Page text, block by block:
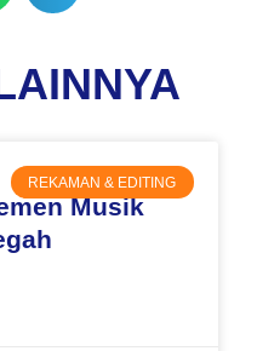
REKAMAN & EDITING
Musik